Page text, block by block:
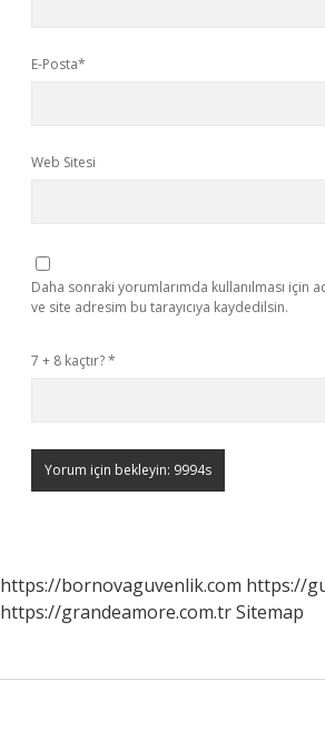
E-Posta*
Web Sitesi
Daha sonraki yorumlarımda kullanılması için
ve site adresim bu tarayıcıya kaydedilsin.
7 + 8 kaçtır?*
https://bornovaguvenlik.com https://
https://grandeamore.com.trSitemap